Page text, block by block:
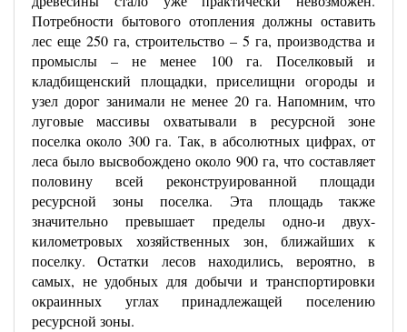
Потребности бытового отопления должны оставить
лес еще 250 га, строительство – 5 га, производства и
промыслы – не менее 100 га. Поселковый и
кладбищенский площадки, приселищни огороды и
узел дорог занимали не менее 20 га. Напомним, что
луговые массивы охватывали в ресурсной зоне
поселка около 300 га. Так, в абсолютных цифрах, от
леса было высвобождено около 900 га, что составляет
половину всей реконструированной площади
ресурсной зоны поселка. Эта площадь также
значительно превышает пределы одно-и двух-
километровых хозяйственных зон, ближайших к
поселку. Остатки лесов находились, вероятно, в
самых, не удобных для добычи и транспортировки
окраинных углах принадлежащей поселению
ресурсной зоны.